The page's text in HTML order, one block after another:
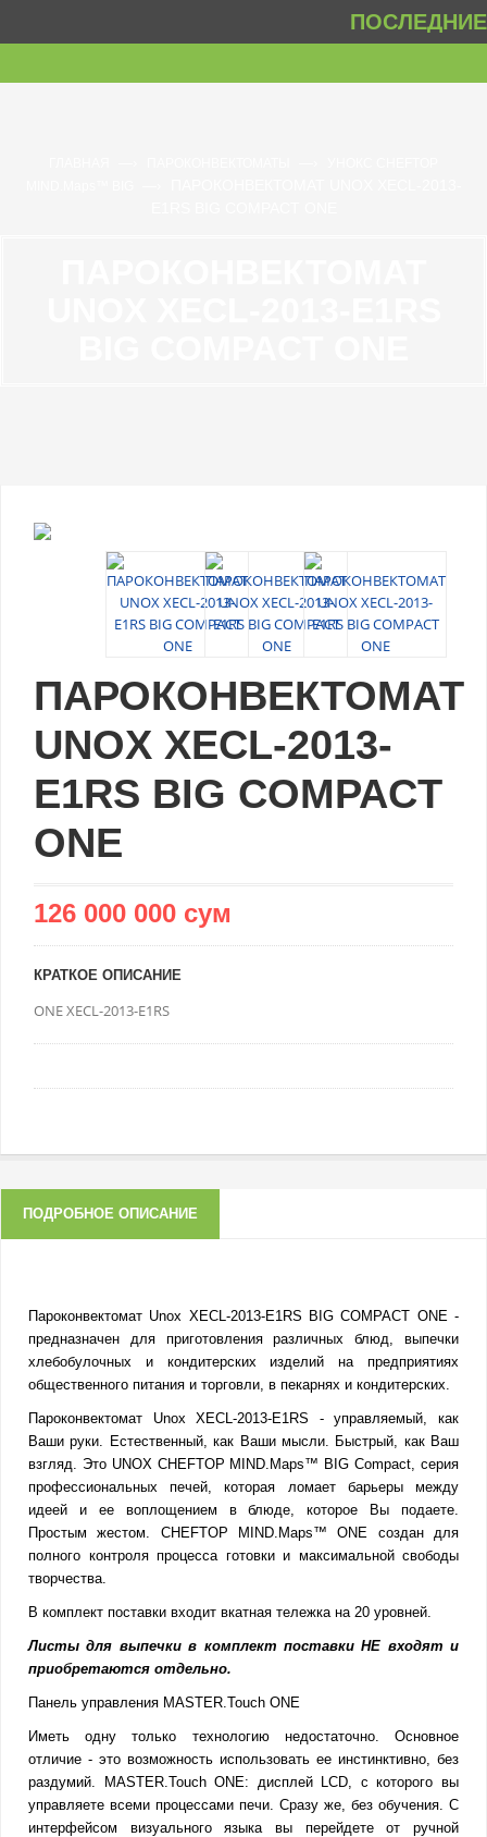
ПАРОКОНВЕКТОМАТ
UNOX XECL-2013-
E1RS BIG COMPACT
ONE
126 000 000 сум
КРАТКОЕ ОПИСАНИЕ
ONE XECL-2013-E1RS
ПОДРОБНОЕ ОПИСАНИЕ
Пароконвектомат Unox XECL-2013-E1RS BIG COMPACT ONE -
предназначен для приготовления различных блюд, выпечки
хлебобулочных и кондитерских изделий на предприятиях
общественного питания и торговли, в пекарнях и кондитерских.
Пароконвектомат Unox XECL-2013-E1RS - управляемый, как
Ваши руки. Естественный, как Ваши мысли. Быстрый, как Ваш
взгляд. Это UNOX CHEFTOP MIND.Maps™ BIG Compact, серия
профессиональных печей, которая ломает барьеры между
идеей и ее воплощением в блюде, которое Вы подаете.
Простым жестом. CHEFTOP MIND.Maps™ ONE создан для
полного контроля процесса готовки и максимальной свободы
творчества.
В комплект поставки входит вкатная тележка на 20 уровней.
Листы для выпечки в комплект поставки НЕ входят и
приобретаются отдельно.
Панель управления MASTER.Touch ONE
Иметь одну только технологию недостаточно. Основное
отличие - это возможность использовать ее инстинктивно, без
раздумий. MASTER.Touch ONE: дисплей LCD, с которого вы
управляете всеми процессами печи. Сразу же, без обучения. С
интерфейсом визуального языка вы перейдете от ручной